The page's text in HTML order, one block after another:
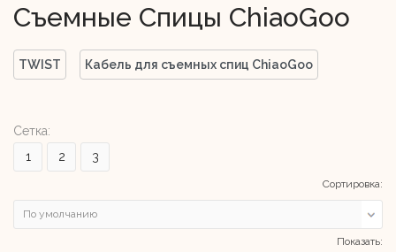
Съемные Спицы ChiaoGoo
TWIST Кабель для съемных спиц ChiaoGoo
Сетка:
1
2 3
Сортировка:
Показать: